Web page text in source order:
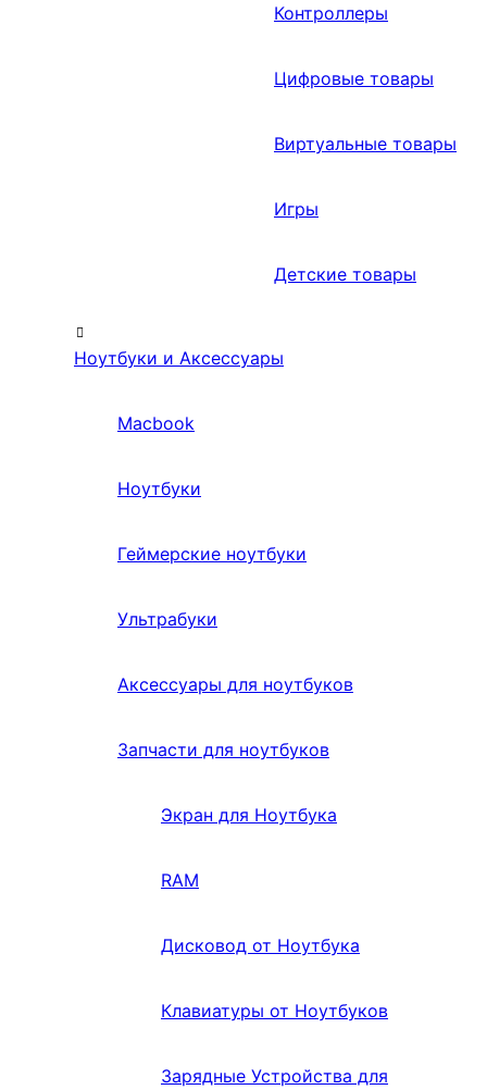
Контроллеры
Цифровые товары
Виртуальные товары
Игры
Детские товары
Ноутбуки и Аксессуары
Macbook
Ноутбуки
Геймерские ноутбуки
Ультрабуки
Аксессуары для ноутбуков
Запчасти для ноутбуков
Экран для Ноутбука
RAM
Дисковод от Ноутбука
Клавиатуры от Ноутбуков
Зарядные Устройства для